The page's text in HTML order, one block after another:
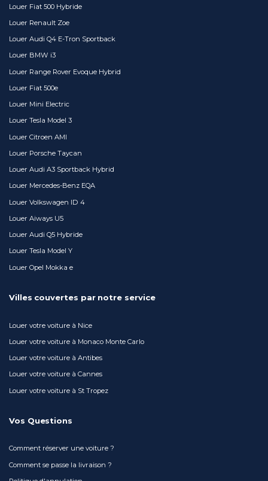
Louer Fiat 500 Hybride
Louer Renault Zoe
Louer Audi Q4 E-Tron Sportback
Louer BMW i3
Louer Range Rover Evoque Hybrid
Louer Fiat 500e
Louer Mini Electric
Louer Tesla Model 3
Louer Citroen AMI
Louer Porsche Taycan
Louer Audi A3 Sportback Hybrid
Louer Mercedes-Benz EQA
Louer Volkswagen ID 4
Louer Aiways U5
Louer Audi Q5 Hybride
Louer Tesla Model Y
Louer Opel Mokka e
Villes couvertes par notre service
Louer votre voiture à Nice
Louer votre voiture à Monaco Monte Carlo
Louer votre voiture à Antibes
Louer votre voiture à Cannes
Louer votre voiture à St Tropez
Vos Questions
Comment réserver une voiture ?
Comment se passe la livraison ?